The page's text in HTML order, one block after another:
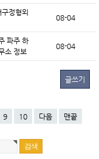
정형외
08-04
파주 하
소 정보
08-04
글쓰기
9 10 다음 맨끝